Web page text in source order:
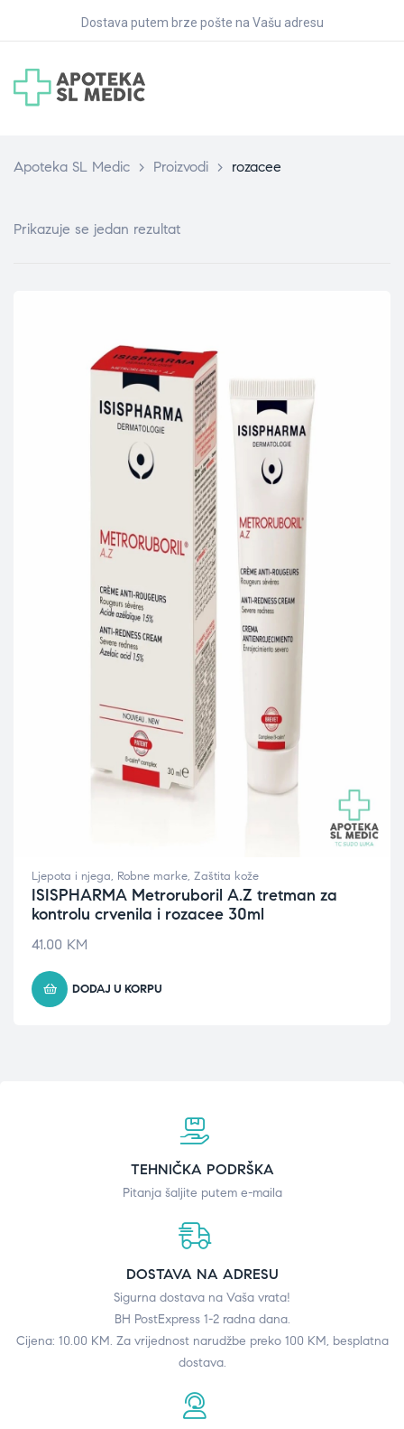
Dostava putem brze pošte na Vašu adresu
Apoteka SL Medic > Proizvodi > rozacee
Prikazuje se jedan rezultat
Ljepota i njega, Robne marke, Zaštita kože
ISISPHARMA Metroruboril A.Z tretman za
kontrolu crvenila i rozacee 30ml
41.00 KM
DODAJ U KORPU
TEHNIČKA PODRŠKA
Pitanja šaljite putem e-maila
DOSTAVA NA ADRESU
Sigurna dostava na Vaša vrata!
BH PostExpress 1-2 radna dana.
Cijena: 10.00 KM. Za vrijednost narudžbe preko 100 KM, besplatna
dostava.